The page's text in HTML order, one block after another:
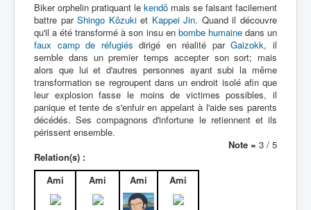
Biker orphelin pratiquant le kendô mais se faisant facilement
battre parShingo Kôzukiet Kappei Jin. Quand il découvre
qu'il a été transformé à son insu en bombe humainedans un
faux camp de réfugiés dirigé en réalité parGaizokk, il
semble dans un premier temps accepter son sort; mais
alors que lui et d'autres personnes ayant subi la même
transformation se regroupent dans un endroit isolé afin que
leur explosion fasse le moins de victimes possibles, il
panique et tente de s'enfuir en appelant à l'aide ses parents
décédés. Ses compagnons d'infortune le retiennent et ils
périssent ensemble.
Note = 3 / 5
Relation(s) :
Ami
Ami Ami Ami